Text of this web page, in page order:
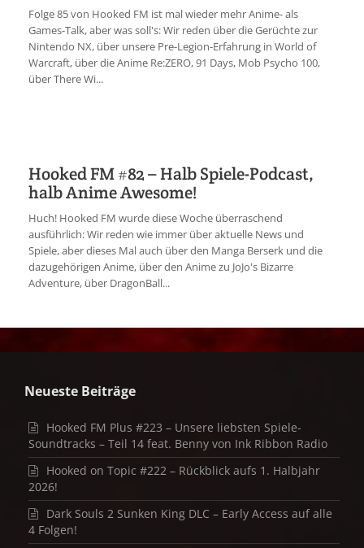
Folge 85 von Hooked FM ist mal wieder mehr Anime- als
Games-Talk, aber was soll's: Wir reden über die Gerüchte zur
Nintendo NX, über unsere Pre-Legion-Erfahrung in World of
Warcraft, über die Anime Re:ZERO, 91 Days, Mob Psycho 100,
über There Wi...
Hooked FM #82 – Halb Spiele-Podcast,
halb Anime Awesome!
Huch! Hooked FM wurde diese Woche überraschend
ausführlich: Wir reden wie immer über aktuelle News und
Spiele, aber dieses Mal auch über den Manga Berserk und die
dazugehörigen Anime, über den Anime zu JoJo's Bizarre
Adventure, über DragonBall...
Neueste Beiträge
Hooked FM Plus #223 – Unsere liebsten Spiele-
Soundtracks – Teil 14 feat. Benny von Ink Ribbon Radio
Hooked on Topic #222 – Rückblick aufs 1. Halbjahr
2026!
Dark Souls 2 Sunken King DLC – Early Access auf alle
4 Folgen!